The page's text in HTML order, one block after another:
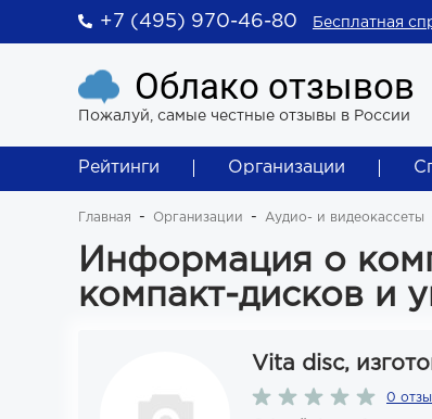
+7 (495) 970-46-80 Бесплатная
Облако отзывов
Пожалуй, самые честные отзывы в России
Рейтинги Организации
Главная Организации Аудио- и видеокассеты
Информация о
компакт-дисков и
Vita disc,
0